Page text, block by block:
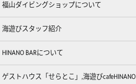
福山ダイビングショップについて
海遊びスタッフ紹介
HINANO BARについて
ゲストハウス「せらとこ」,海遊びcafeHINANO